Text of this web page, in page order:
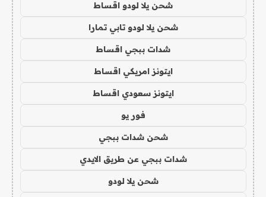
شحن يلا لودو اقساط
شحن يلا لودو تابي تمارا
شدات ببجي اقساط
ايتونز امريكي اقساط
ايتونز سعودي اقساط
فور يو
شحن شدات ببجي
شدات ببجي عن طريق الايدي
شحن يلا لودو